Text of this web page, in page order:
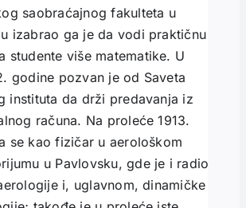
saobraćajnog fakulteta u
izabrao ga je da vodi praktičnu
studente više matematike. U
godine pozvan je od Saveta
instituta da drži predavanja iz
računa. Na proleće 1913.
se kao fizičar u aerološkom
u Pavlovsku, gde je i radio
i, uglavnom, dinamičke